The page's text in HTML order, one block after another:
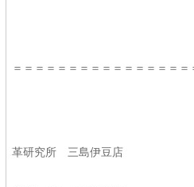
＝＝＝＝＝＝＝＝＝＝＝＝＝＝＝＝
革研究所 三島伊豆店